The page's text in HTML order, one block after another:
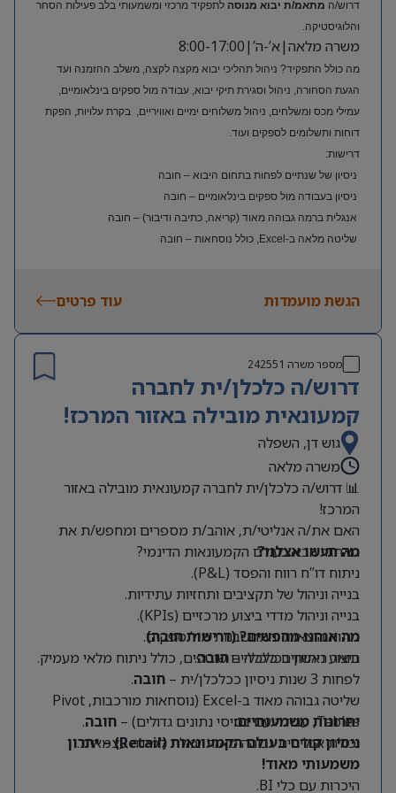
דרוש/ה מתאמ/ת יבוא מנוסה לתפקיד מרכזי ומשמעותי בלב פעילות הסחר
והלוגיסטיקה.
משרה מלאה|א’-ה’|8:00-17:00
מה כולל התפקיד? ניהול תהליכי יבוא מקצה לקצה, משלב ההזמנה ועד
הגעת הסחורה, ניהול וסגירת תיקי יבוא, עבודה מול ספקים בינלאומיים,
עמילי מכס ומשלחים, ניהול משלוחים ימיים ואוויריים, בקרת עלויות, הפקת
דוחות ותשלומים לספקים ועוד.
דרישות:
ניסיון של שנתיים לפחות בתחום היבוא – חובה
ניסיון בעבודה מול ספקים בינלאומיים – חובה
אנגלית ברמה גבוהה מאוד (קריאה, כתיבה ודיבור) – חובה
שליטה מלאה ב-Excel, כולל נוסחאות – חובה
הגשת מועמדות עוד פרטים
מספר משרה 242551
דרוש/ה כלכלן/ית לחברה
קמעונאית מובילה באזור המרכז!
גוש דן, השפלה
משרה מלאה
📊 דרוש/ה כלכלן/ית לחברה קמעונאית מובילה באזור
המרכז!
האם את/ה אנליטי/ת, אוהב/ת מספרים ומחפש/ת את
האתגר הבא בעולם הקמעונאות הדינמי?
מה תעשו אצלנו?
ניתוח דו”ח רווח והפסד (P&L).
בנייה וניהול של תקציבים ותחזיות עתידיות.
בנייה וניהול מדדי ביצוע מרכזיים (KPIs).
ניתוח הוצאות והתחשבנות מול ספקים.
ביצוע ניתוחים כלכליים שוטפים, כולל ניתוח מלאי מעמיק.
מה אנחנו מחפשים? (דרישות חובה)
תואר ראשון בכלכלה –חובה.
לפחות 3 שנות ניסיון ככלכלן/ית –
חובה.
שליטה גבוהה מאוד ב-Excel (נוסחאות מורכבות, Pivot
Tables, עבודה עם בסיסי נתונים גדולים) –
חובה.
יכולת אנליטית גבוהה מאוד ויכולת למידה עצמאית.
יתרונות משמעותיים:
ניסיון קודם בעולם הקמעונאות (Retail) – יתרון
משמעותי מאוד!
היכרות עם כלי BI.